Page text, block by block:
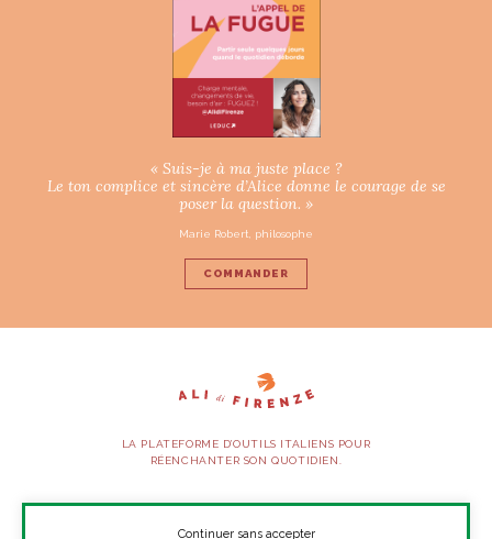
« Suis-je à ma juste place ?
Le ton complice et sincère d’Alice donne le courage de se
poser la question. »
Marie Robert, philosophe
COMMANDER
LA PLATEFORME D’OUTILS ITALIENS POUR
RÉENCHANTER SON QUOTIDIEN.
SUIVEZ-NOUS
Continuer sans accepter